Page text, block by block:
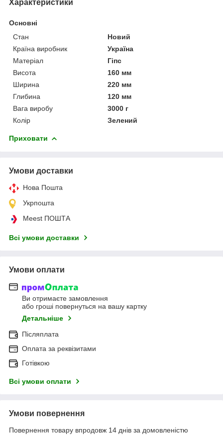
Характеристики
Основні
Стан
Новий
Країна виробник
Україна
Матеріал
Гіпс
Висота
160 мм
Ширина
220 мм
Глибина
120 мм
Вага виробу
3000 г
Колір
Зелений
Приховати
Умови доставки
Нова Пошта
Укрпошта
Meest ПОШТА
Всі умови доставки
Умови оплати
Ви отримаєте замовлення
або гроші повернуться на вашу картку
Детальніше
Післяплата
Оплата за реквізитами
Готівкою
Всі умови оплати
Умови повернення
Повернення товару впродовж 14 днів за домовленістю